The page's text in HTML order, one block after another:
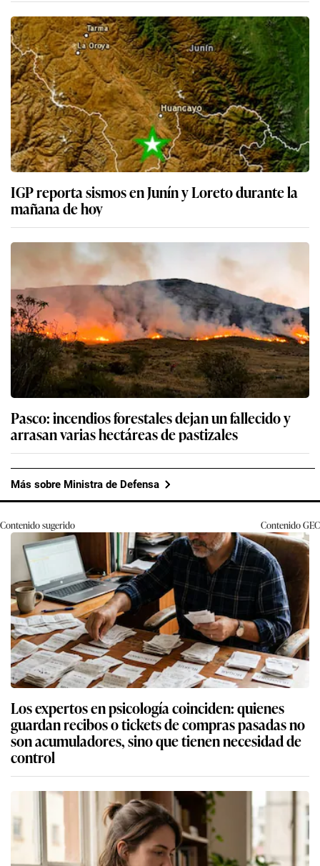
IGP reporta sismos en Junín y Loreto durante la
mañana de hoy
Pasco: incendios forestales dejan un fallecido y
arrasan varias hectáreas de pastizales
Más sobre Ministra de Defensa
Contenido sugerido ContenidoGEC
Los expertos en psicología coinciden: quienes
guardan recibos o tickets de compras pasadas no
son acumuladores, sino que tienen necesidad de
control